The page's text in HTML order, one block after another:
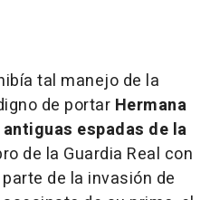
tal manejo de la
de portar Hermana
espadas de la
de la Guardia Real con
de la invasión de